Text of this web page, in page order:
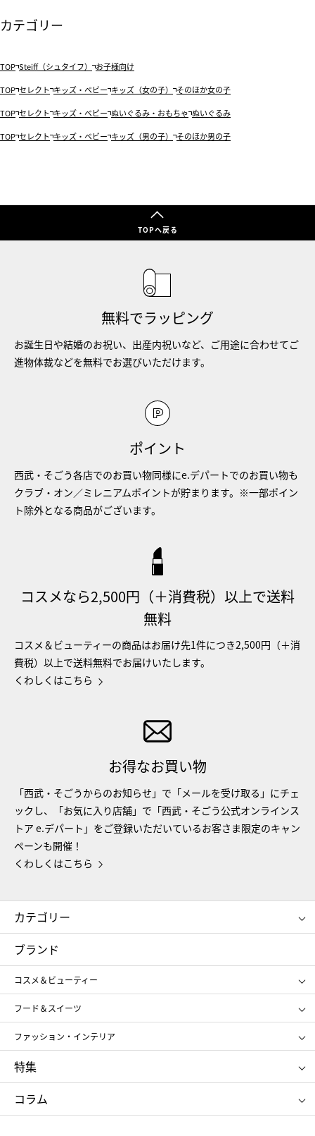
カテゴリー
TOP Steiff（シュタイフ） お子様向け
TOP セレクト キッズ・ベビー キッズ（女の子） そのほか女の子
TOP セレクト キッズ・ベビー ぬいぐるみ・おもちゃ ぬいぐるみ
TOP セレクト キッズ・ベビー キッズ（男の子） そのほか男の子
TOPへ戻る
無料でラッピング
お誕生日や結婚のお祝い、出産内祝いなど、ご用途に合わせてご
進物体裁などを無料でお選びいただけます。
ポイント
西武・そごう各店でのお買い物同様にe.デパートでのお買い物も
クラブ・オン／ミレニアムポイントが貯まります。※一部ポイン
ト除外となる商品がございます。
コスメなら2,500円（＋消費税）以上で送料
無料
コスメ＆ビューティーの商品はお届け先1件につき2,500円（＋消
費税）以上で送料無料でお届けいたします。
くわしくはこちら
お得なお買い物
「西武・そごうからのお知らせ」で「メールを受け取る」にチェ
ックし、「お気に入り店舗」で「西武・そごう公式オンラインス
トア e.デパート」をご登録いただいているお客さま限定のキャン
ペーンも開催！
くわしくはこちら
カテゴリー
コスメ＆ビューティー
ギフト
レディース
メンズ
スポーツ・アウトドア
お中元
お歳暮
ブランド
コスメ＆ビューティー
SHISEIDO
ポール&ジョー ボーテ
ジルスチュアート
NARS
RMK
クリニーク
SK-Ⅱ
フード＆スイーツ
アンリ・シャルパンティエ
ゴディバ
新宿高野
たねや
ねんりん家
ファッション・インテリア
ポロ ラルフ ローレン
タケオ キクチ
ママ＆キッズ
シュタイフ
特集
お中元
ひな人形
五月人形
コラム